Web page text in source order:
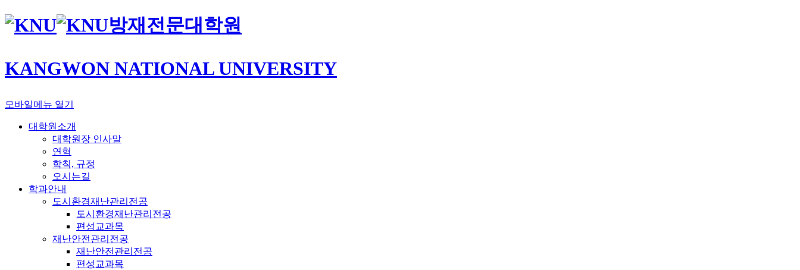
방재전문대학원
KANGWON NATIONAL UNIVERSITY
모바일메뉴 열기
대학원소개
대학원장 인사말
연혁
학칙, 규정
오시는길
학과안내
도시환경재난관리전공
도시환경재난관리전공
편성교과목
재난안전관리전공
재난안전관리전공
편성교과목